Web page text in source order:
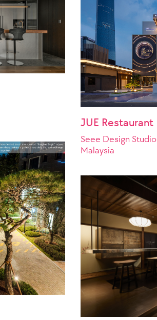
JUE Restaurant
Seee Design Studio
Malaysia